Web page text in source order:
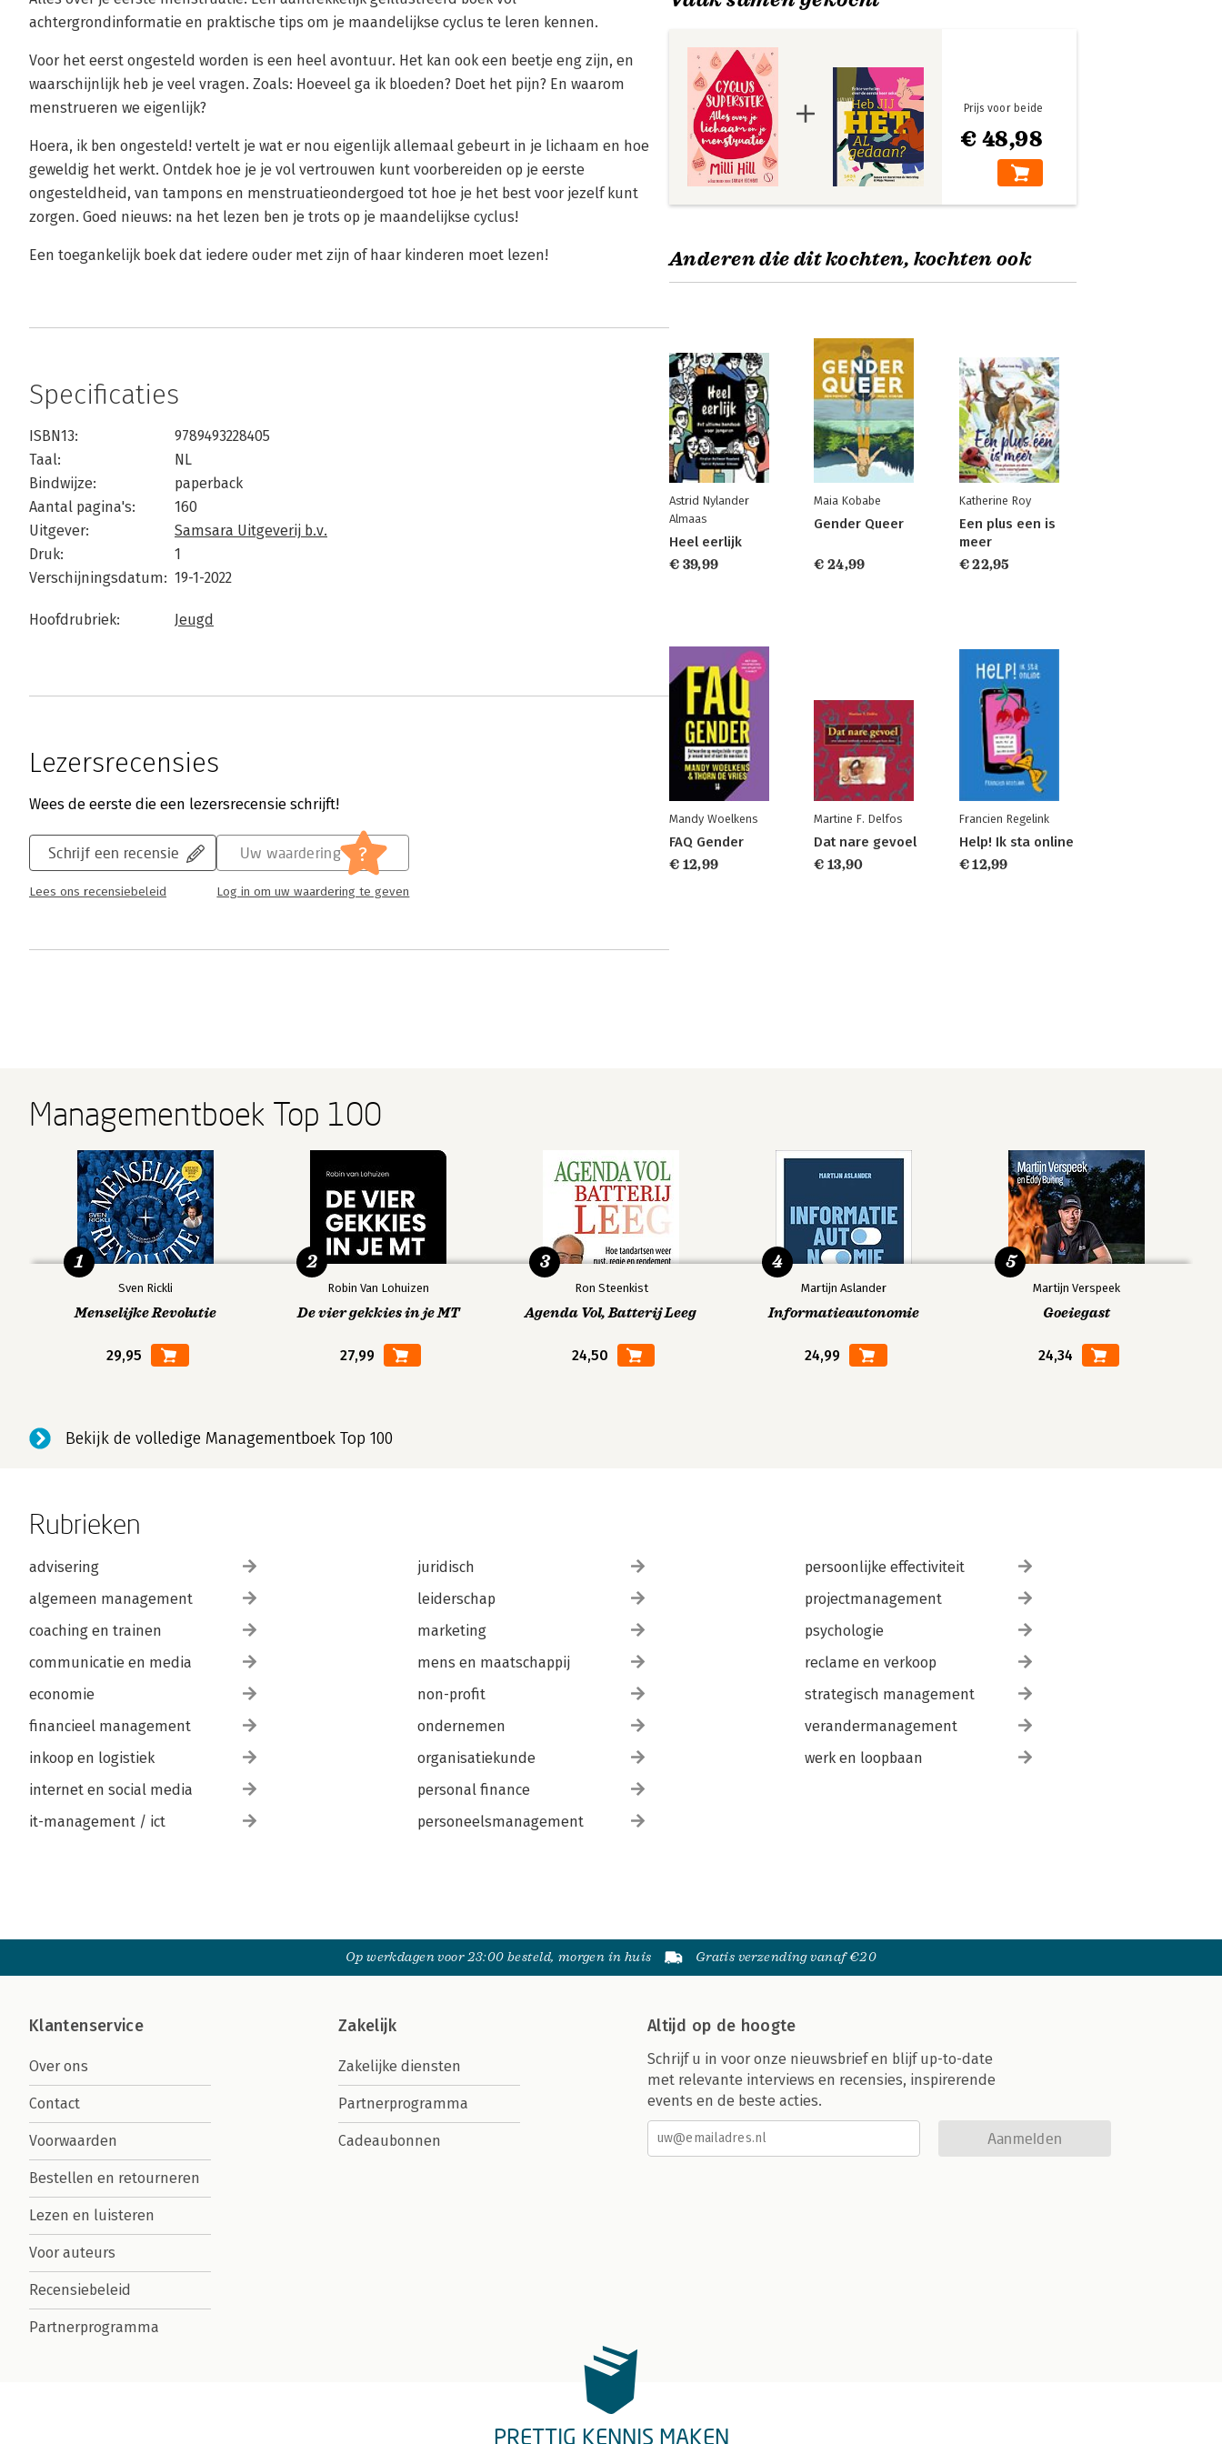
achtergrondinformatie en praktische tips om je maandelijkse cyclus te leren kennen.
Voor het eerst ongesteld worden is een heel avontuur. Het kan ook een beetje eng zijn, en
waarschijnlijk heb je veel vragen. Zoals: Hoeveel ga ik bloeden? Doet het pijn? En waarom
menstrueren we eigenlijk?
Hoera, ik ben ongesteld! vertelt je wat er nou eigenlijk allemaal gebeurt in je lichaam en hoe
geweldig het werkt. Ontdek hoe je je vol vertrouwen kunt voorbereiden op je eerste
ongesteldheid, van tampons en menstruatieondergoed tot hoe je het best voor jezelf kunt
zorgen. Goed nieuws: na het lezen ben je trots op je maandelijkse cyclus!
Een toegankelijk boek dat iedere ouder met zijn of haar kinderen moet lezen!
Specificaties
ISBN13:
9789493228405
Taal:
NL
Bindwijze:
paperback
Aantal pagina's:
160
Uitgever:
Samsara Uitgeverij b.v.
Druk:
1
Verschijningsdatum: 19-1-2022
Hoofdrubriek: Jeugd
Lezersrecensies
Wees de eerste die een lezersrecensie schrijft!
Schrijf een recensie
Lees ons recensiebeleid
Uw waardering ?
Log in om uw waardering te geven
€ 48,98
Prijs voor beide
Anderen die dit kochten, kochten ook
Astrid Nylander
Almaas
Heel eerlijk
€ 39,99
Maia Kobabe
Gender Queer
€ 24,99
Katherine Roy
Een plus een is
meer
€ 22,95
Mandy Woelkens
FAQ Gender
€ 12,99
Martine F. Delfos
Dat nare gevoel
€ 13,90
Francien Regelink
Help! Ik sta online
€ 12,99
Managementboek Top 100
Sven Rickli
Menselijke Revolutie
29,95
1
Robin Van Lohuizen
De vier gekkies in je MT
27,99
2
Ron Steenkist
Agenda Vol, Batterij Leeg
24,50
3
Martijn Aslander
Informatieautonomie
24,99
4
Martijn Verspeek
Goeiegast
24,34
5
Bekijk de volledige Managementboek Top 100
Rubrieken
advisering
algemeen management
coaching en trainen
communicatie en media
economie
financieel management
inkoop en logistiek
internet en social media
it-management / ict
juridisch
leiderschap
marketing
mens en maatschappij
non-profit
ondernemen
organisatiekunde
personal finance
personeelsmanagement
persoonlijke effectiviteit
projectmanagement
psychologie
reclame en verkoop
strategisch management
verandermanagement
werk en loopbaan
Op werkdagen voor 23:00 besteld, morgen in huis Gratis verzending vanaf €20
Klantenservice
Over ons
Contact
Voorwaarden
Bestellen en retourneren
Lezen en luisteren
Voor auteurs
Recensiebeleid
Partnerprogramma
Zakelijk
Zakelijke diensten
Partnerprogramma
Cadeaubonnen
Altijd op de hoogte
Schrijf u in voor onze nieuwsbrief en blijf up-to-date
met relevante interviews en recensies, inspirerende
events en de beste acties.
Aanmelden
PRETTIG KENNIS MAKEN